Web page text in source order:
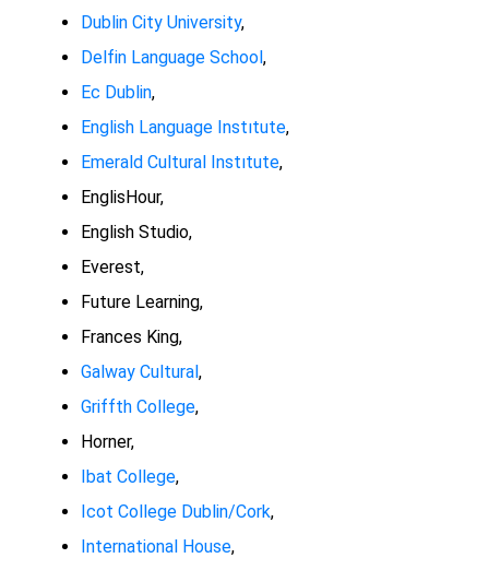
Dublin City University,
Delfin Language School ,
Ec Dublin,
English Language Instıtute,
Emerald Cultural Instıtute,
EnglisHour,
English Studio,
Everest,
Future Learning,
Frances King,
Galway Cultural ,
Griffth College,
Horner,
Ibat College,
Icot College Dublin/Cork,
International House,